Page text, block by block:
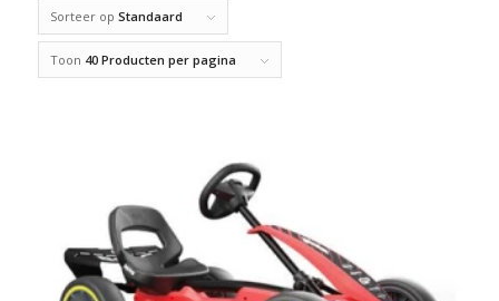
Sorteer op Standaard
Toon 40 Producten per pagina